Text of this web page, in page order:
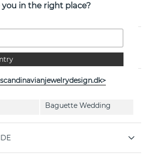
er en diamantring (0.60 ct) i 18k
Attling
Baguette Wedding
you in the right place?